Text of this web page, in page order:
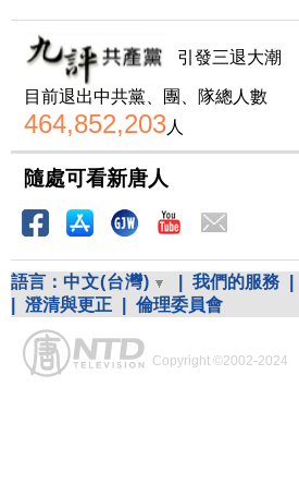
引發三退大潮
目前退出中共黨、團、隊總人數
464,852,203人
隨處可看新唐人
語言： 中文(台灣) 我們的服務
澄清與更正 倫理委員會
Copyright ©2002-2024